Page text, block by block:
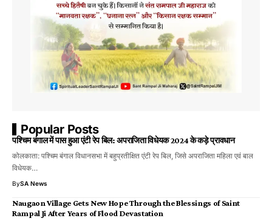
Popular Posts
पश्चिम बंगाल में पास हुआ एंटी रेप बिल: अपराजिता विधेयक 2024 के कड़े प्रावधान
कोलकाता: पश्चिम बंगाल विधानसभा में बहुप्रतीक्षित एंटी रेप बिल, जिसे अपराजिता महिला एवं बाल
विधेयक…
BySA News
Naugaon Village Gets New Hope Through the Blessings of Saint
Rampal Ji After Years of Flood Devastation